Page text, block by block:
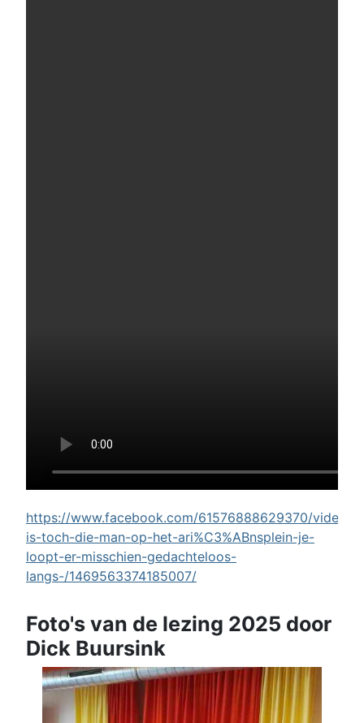
https://www.facebook.com/61576888629370/videos/
is-toch-die-man-op-het-ari%C3%ABnsplein-je-
loopt-er-misschien-gedachteloos-
langs-/1469563374185007/
Foto's van de lezing 2025 door
Dick Buursink